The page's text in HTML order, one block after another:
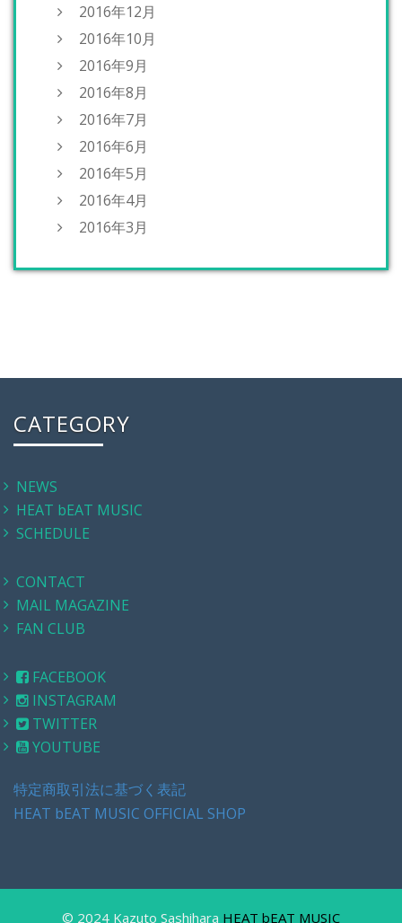
2016年12月
2016年10月
2016年9月
2016年8月
2016年7月
2016年6月
2016年5月
2016年4月
2016年3月
CATEGORY
NEWS
HEAT bEAT MUSIC
SCHEDULE
CONTACT
MAIL MAGAZINE
FAN CLUB
FACEBOOK
INSTAGRAM
TWITTER
YOUTUBE
特定商取引法に基づく表記
HEAT bEAT MUSIC OFFICIAL SHOP
© 2024 Kazuto Sashihara HEAT bEAT MUSIC